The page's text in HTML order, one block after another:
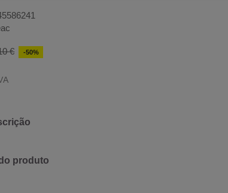
€ -50%
produto